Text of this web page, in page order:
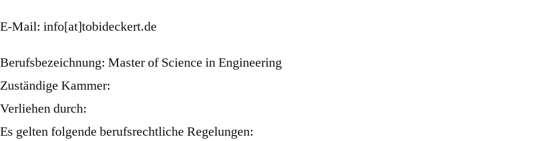
E-Mail: info[at]tobideckert.de
Berufsbezeichnung: Master of Science in Engineering
Zuständige Kammer:
Verliehen durch:
Es gelten folgende berufsrechtliche Regelungen: